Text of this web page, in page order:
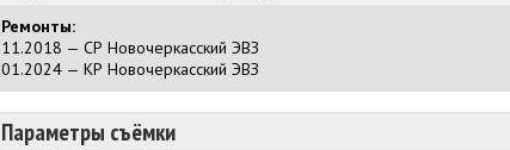
Ремонты:
11.2018 — СР Новочеркасский ЭВЗ
01.2024 — КР Новочеркасский ЭВЗ
Параметры съёмки